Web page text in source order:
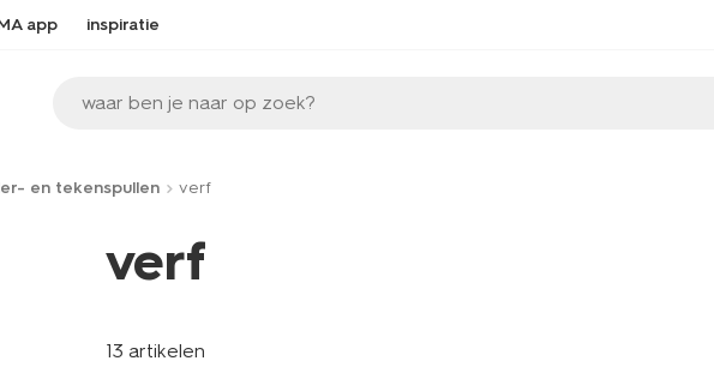
app inspiratie
waar ben je naar op zoek?
en tekenspullen verf
verf
13 artikelen